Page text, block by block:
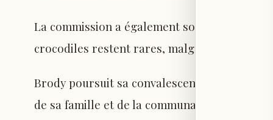
La commission a également souligné que les
crocodiles restent rares, malgré leur
Brody poursuit sa convalescence à domicile
de sa famille et de la communauté locale.